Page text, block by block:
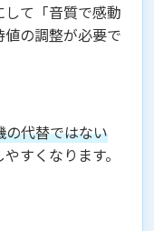
て「音質で感動
の調整が必要で
の代替ではない
すくなります。